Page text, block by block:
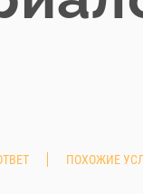
ПОХОЖИЕ